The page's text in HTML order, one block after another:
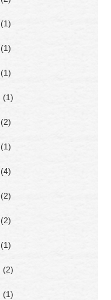
(1)
(1)
(1)
(1)
(2)
(1)
(4)
(2)
(2)
(1)
(2)
(1)